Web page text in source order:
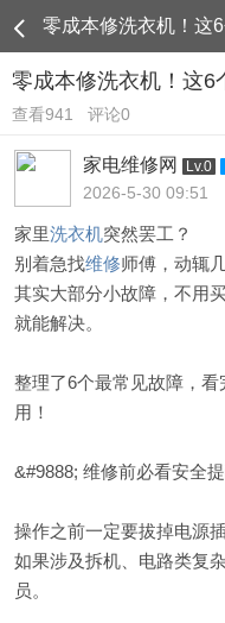
零成本修洗衣机！这
零成本修洗衣机！这6
查看941 评论0
家电维修网 Lv.0
2026-5-30 09:51
家里洗衣机突然罢工？
别着急找维修师傅，动辄
其实大部分小故障，不用
就能解决。
整理了6个最常见故障，
用！
&#9888; 维修前必看安全
操作之前一定要拔掉电源
如果涉及拆机、电路类复
员。